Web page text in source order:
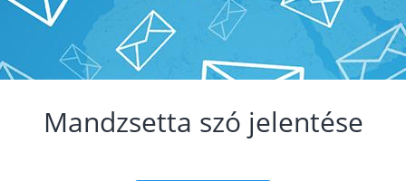
Mandzsetta szó jelentése